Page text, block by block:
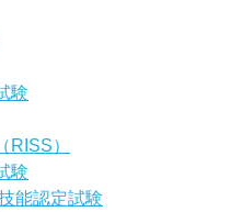
験
）
験
能認定試験